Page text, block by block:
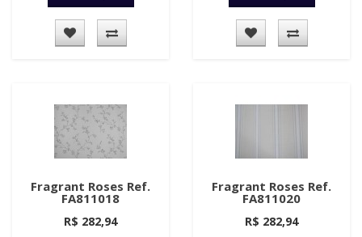
Fragrant Roses Ref.
FA811018
R$ 282,94
Fragrant Roses Ref.
FA811020
R$ 282,94